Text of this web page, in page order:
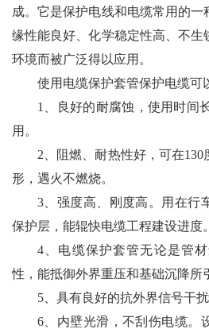
成。它是保护电线和电缆常用的
缘性能良好、化学稳定性高、不生
环境而被广泛得以应用。
使用电缆保护套管保护电缆可
1、良好的耐腐蚀，使用时间
用。
2、阻燃、耐热性好，可在
形，遇火不燃烧。
3、强度高、刚度高。用在行
保护层，能辊快电缆工程建设进度。
4、电缆保护套管无论是管
性，能抵御外界重压和基础沉降所
5、具有良好的抗外界信号干扰
6、内壁光滑，不刮伤电缆。